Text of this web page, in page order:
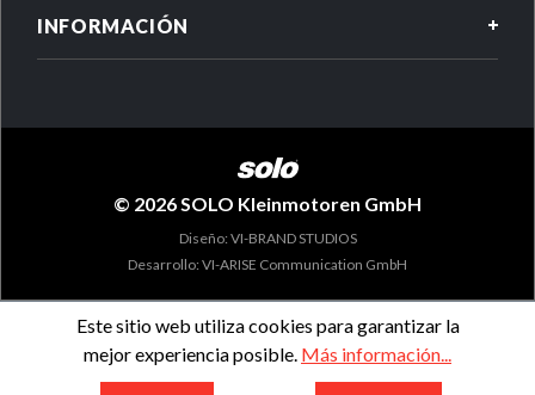
INFORMACIÓN
© 2026 SOLO Kleinmotoren GmbH
Diseño: VI-BRAND STUDIOS
Desarrollo: VI-ARISE Communication GmbH
Este sitio web utiliza cookies para garantizar la
mejor experiencia posible. Más información...